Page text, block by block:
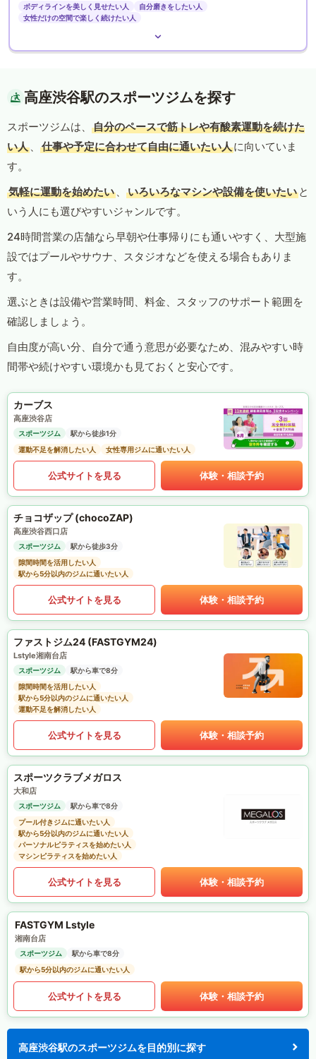
ボディラインを美しく見せたい人
自分磨きをしたい人
女性だけの空間で楽しく続けたい人
高座渋谷駅のスポーツジムを探す
スポーツジムは、
自分のペースで筋トレや有酸素運動を続けた
い人 、 仕事や予定に合わせて自由に通いたい人に向いていま
す。
気軽に運動を始めたい 、 いろいろなマシンや設備を使いたい と
いう人にも選びやすいジャンルです。
24時間営業の店舗なら早朝や仕事帰りにも通いやすく、大型施
設ではプールやサウナ、スタジオなどを使える場合もありま
す。
選ぶときは設備や営業時間、料金、スタッフのサポート範囲を
確認しましょう。
自由度が高い分、自分で通う意思が必要なため、混みやすい時
間帯や続けやすい環境かも見ておくと安心です。
カーブス
高座渋谷店
スポーツジム
駅から徒歩1分
運動不足を解消したい人
女性専用ジムに通いたい人
公式サイトを見る 体験・相談予約
チョコザップ (chocoZAP)
高座渋谷西口店
スポーツジム
駅から徒歩3分
隙間時間を活用したい人
駅から5分以内のジムに通いたい人
公式サイトを見る 体験・相談予約
ファストジム24 (FASTGYM24)
Lstyle湘南台店
スポーツジム
駅から車で8分
隙間時間を活用したい人
駅から5分以内のジムに通いたい人
運動不足を解消したい人
公式サイトを見る 体験・相談予約
スポーツクラブメガロス
大和店
スポーツジム
駅から車で8分
プール付きジムに通いたい人
駅から5分以内のジムに通いたい人
パーソナルピラティスを始めたい人
マシンピラティスを始めたい人
公式サイトを見る 体験・相談予約
FASTGYM Lstyle
湘南台店
スポーツジム
駅から車で8分
駅から5分以内のジムに通いたい人
公式サイトを見る 体験・相談予約
高座渋谷駅のスポーツジムを目的別に探す